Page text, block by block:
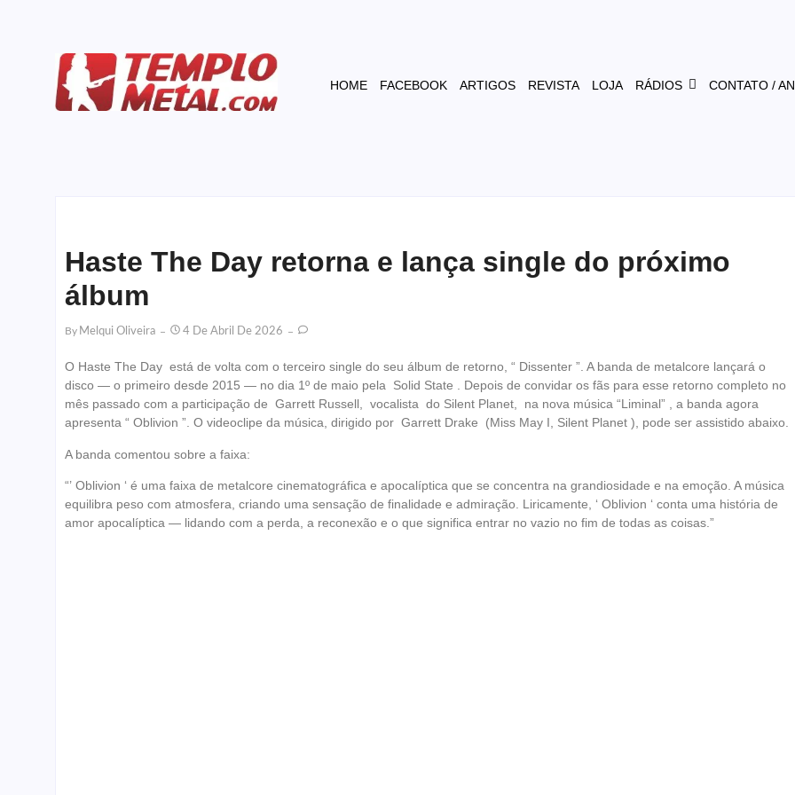
HOME FACEBOOK ARTIGOS REVISTA LOJA RÁDIOS CONTATO /
Haste The Day retorna e lança single do próximo
álbum
By Melqui Oliveira 4 De Abril De 2026
O Haste The Day está de volta com o terceiro single do seu álbum de retorno, “ Dissenter ”. A banda de metalcore lançará o
disco — o primeiro desde 2015 — no dia 1º de maio pela Solid State . Depois de convidar os fãs para esse retorno completo no
mês passado com a participação de Garrett Russell, vocalista do Silent Planet, na nova música “Liminal” , a banda agora
apresenta “ Oblivion ”. O videoclipe da música, dirigido por Garrett Drake (Miss May I, Silent Planet ), pode ser assistido abaixo.
A banda comentou sobre a faixa:
“’ Oblivion ‘ é uma faixa de metalcore cinematográfica e apocalíptica que se concentra na grandiosidade e na emoção. A música
equilibra peso com atmosfera, criando uma sensação de finalidade e admiração. Liricamente, ‘ Oblivion ‘ conta uma história de
amor apocalíptica — lidando com a perda, a reconexão e o que significa entrar no vazio no fim de todas as coisas.”